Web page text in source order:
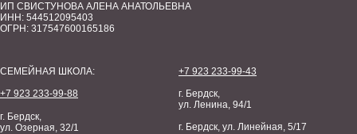
ИП СВИСТУНОВА АЛЕНА АНАТОЛЬЕВНА
ИНН: 544512095403
ОГРН: 317547600165186
СЕМЕЙНАЯ ШКОЛА:
+7 923 233-99-88
г. Бердск,
ул. Озерная, 32/1
+7 923 233-99-43
г. Бердск,
ул. Ленина, 94/1
г. Бердск, ул. Линейная, 5/17